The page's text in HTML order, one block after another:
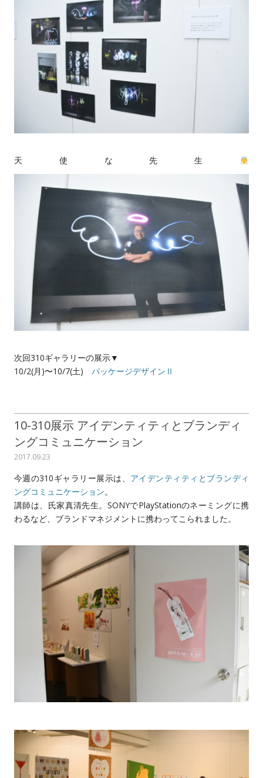
天使な先生
次回310ギャラリーの展示▼
10/2(月)〜10/7(土) パッケージデザインⅡ
10-310展示 アイデンティティとブランディ
ングコミュニケーション
2017.09.23
今週の310ギャラリー展示は、 アイデンティティとブランディ
ングコミュニケーション。
講師は、氏家真清先生。SONYでPlayStationのネーミングに携
わるなど、ブランドマネジメントに携わってこられました。